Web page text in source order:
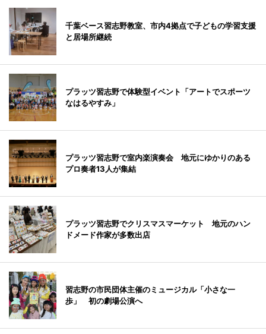
千葉ベース習志野教室、市内4拠点で子どもの学習支援
と居場所継続
プラッツ習志野で体験型イベント「アートでスポーツ
なはるやすみ」
プラッツ習志野で室内楽演奏会 地元にゆかりのある
プロ奏者13人が集結
プラッツ習志野でクリスマスマーケット 地元のハン
ドメード作家が多数出店
習志野の市民団体主催のミュージカル「小さな一
歩」 初の劇場公演へ